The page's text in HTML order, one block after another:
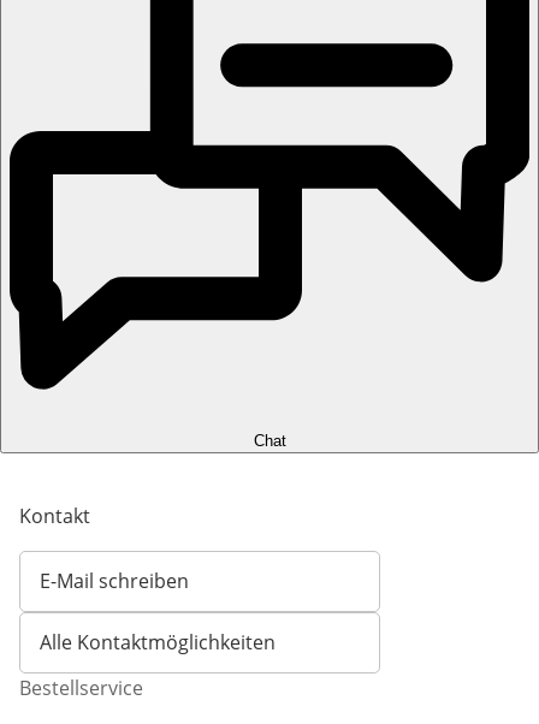
Chat
Kontakt
E-Mail schreiben
Öffnet E-Mail-Client
Alle Kontaktmöglichkeiten
Bestellservice